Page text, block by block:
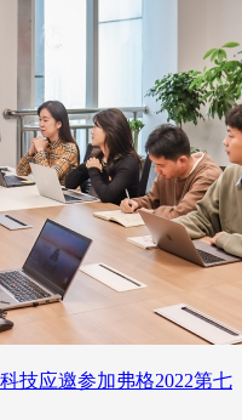
技应邀参加弗格2022第七